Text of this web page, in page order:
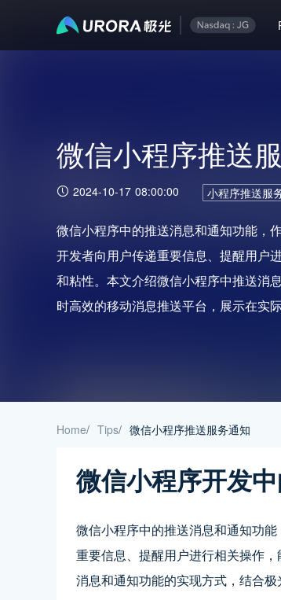
微信小程序推送
2024-10-17 08:00:00 小程序推送服
微信小程序中的推送消息和通知功能，
开发者向用户传递重要信息、提醒用户
和粘性。本文介绍微信小程序中推送消
时高效的移动消息推送平台，展示在实际
Home/ Tips/ 微信小程序推送服务通知
微信小程序开发
微信小程序中的推送消息和通知功
重要信息、提醒用户进行相关操作
消息和通知功能的实现方式，结合